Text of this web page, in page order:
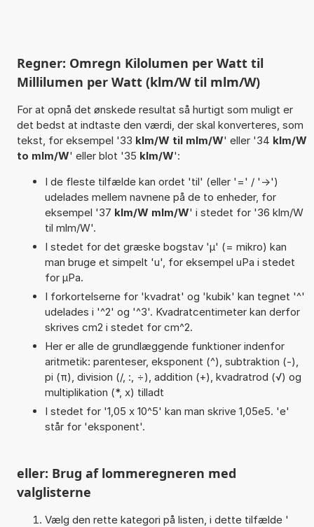
Regner: Omregn Kilolumen per Watt til
Millilumen per Watt (klm/W til mlm/W)
For at opnå det ønskede resultat så hurtigt som muligt er
det bedst at indtaste den værdi, der skal konverteres, som
tekst, for eksempel '33 klm/W til mlm/W' eller '34 klm/W
to mlm/W' eller blot '35 klm/W':
I de fleste tilfælde kan ordet 'til' (eller '=' / '->')
udelades mellem navnene på de to enheder, for
eksempel '37 klm/W mlm/W' i stedet for '36 klm/W
til mlm/W'.
I stedet for det græske bogstav 'µ' (= mikro) kan
man bruge et simpelt 'u', for eksempel uPa i stedet
for µPa.
I forkortelserne for 'kvadrat' og 'kubik' kan tegnet '^'
udelades i '^2' og '^3'. Kvadratcentimeter kan derfor
skrives cm2 i stedet for cm^2.
Her er alle de grundlæggende funktioner indenfor
aritmetik: parenteser, eksponent (^), subtraktion (-),
pi (π), division (/, :, ÷), addition (+), kvadratrod (√) og
multiplikation (*, x) tilladt
I stedet for '1,05 x 10^5' kan man skrive 1,05e5. 'e'
står for 'eksponent'.
eller: Brug af lommeregneren med
valglisterne
Vælg den rette kategori på listen, i dette tilfælde '